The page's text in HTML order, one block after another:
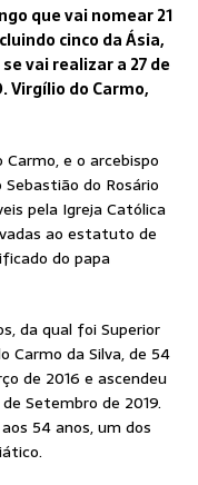
que vai nomear 21
cinco da Ásia,
vai realizar a 27 de
Virgílio do Carmo,
e o arcebispo
do Rosário
pela Igreja Católica
ao estatuto de
do papa
da qual foi Superior
Carmo da Silva, de 54
de 2016 e ascendeu
Setembro de 2019.
54 anos, um dos